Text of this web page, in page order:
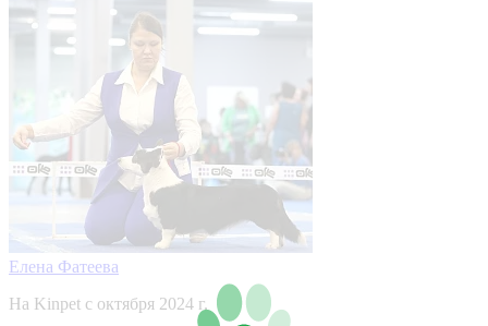
Елена Фатеева
На Kinpet c октября 2024 г.